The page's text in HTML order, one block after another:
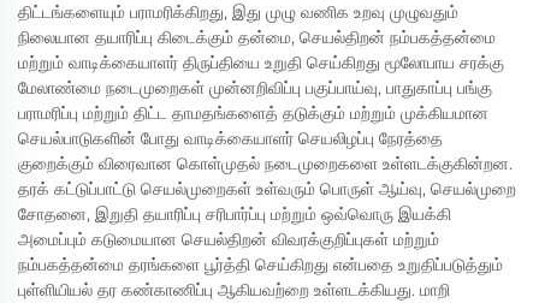
திட்டங்களையும் பராமரிக்கிறது, இது முழு வணிக உறவு முழுவதும்
நிலையான தயாரிப்பு கிடைக்கும் தன்மை, செயல்திறன் நம்பகத்தன்மை
மற்றும் வாடிக்கையாளர் திருப்தியை உறுதி செய்கிறது மூலோபாய சரக்கு
மேலாண்மை நடைமுறைகள் முன்னறிவிப்பு பகுப்பாய்வு, பாதுகாப்பு பங்கு
பராமரிப்பு மற்றும் திட்ட தாமதங்களைத் தடுக்கும் மற்றும் முக்கியமான
செயல்பாடுகளின் போது வாடிக்கையாளர் செயலிழப்பு நேரத்தை
குறைக்கும் விரைவான கொள்முதல் நடைமுறைகளை உள்ளடக்குகின்றன.
தரக் கட்டுப்பாட்டு செயல்முறைகள் உள்வரும் பொருள் ஆய்வு, செயல்முறை
சோதனை, இறுதி தயாரிப்பு சரிபார்ப்பு மற்றும் ஒவ்வொரு இயக்கி
அமைப்பும் கடுமையான செயல்திறன் விவரக்குறிப்புகள் மற்றும்
நம்பகத்தன்மை தரங்களை பூர்த்தி செய்கிறது என்பதை உறுதிப்படுத்தும்
புள்ளியியல் தர கண்காணிப்பு ஆகியவற்றை உள்ளடக்கியது. மாறி